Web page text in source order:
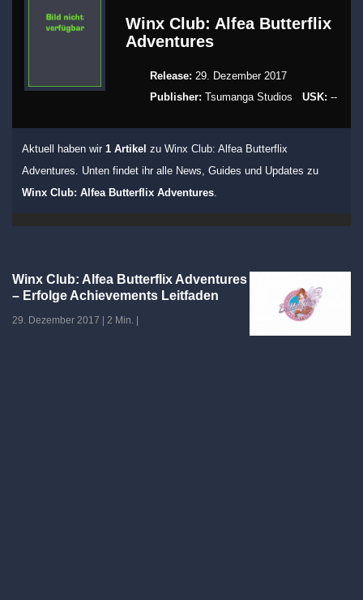
Winx Club: Alfea Butterflix
Adventures
Release: 29. Dezember 2017
Publisher: Tsumanga Studios USK: --
Aktuell haben wir 1 Artikel zu Winx Club: Alfea Butterflix
Adventures. Unten findet ihr alle News, Guides und Updates zu
Winx Club: Alfea Butterflix Adventures.
Winx Club: Alfea Butterflix Adventures
– Erfolge Achievements Leitfaden
29. Dezember 2017 2 Min.